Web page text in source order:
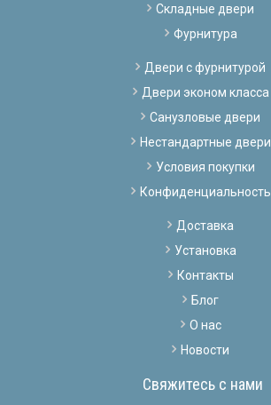
Складные двери
Фурнитура
Двери с фурнитурой
Двери эконом класса
Санузловые двери
Нестандартные двери
Условия покупки
Конфиденциальность
Доставка
Установка
Контакты
Блог
О нас
Новости
Свяжитесь с нами